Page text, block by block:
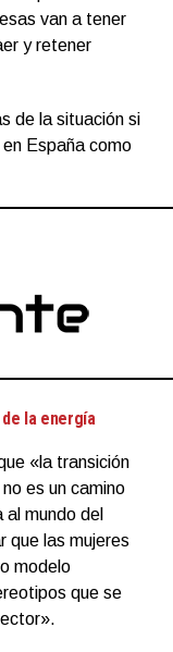
van a tener
y retener
de la situación si
España como
la energía
«la transición
es un camino
mundo del
que las mujeres
modelo
que se